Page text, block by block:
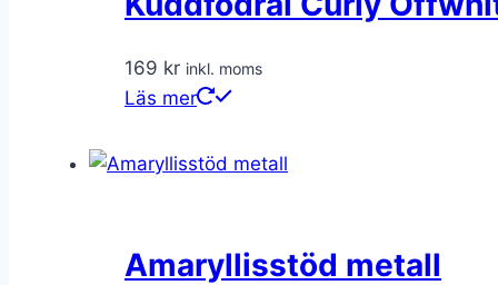
169 kr inkl. moms
Läs mer
Amaryllisstöd metall